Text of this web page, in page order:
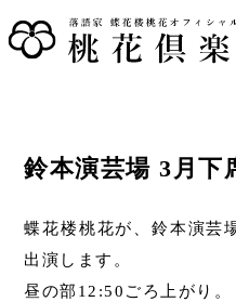
鈴本演芸場 3月下
蝶花楼桃花が、鈴本演芸
出演します。
昼の部12:50ごろ上がり。